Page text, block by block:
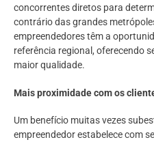
concorrentes diretos para
contrário das grandes
empreendedores têm a
referência regional, oferecendo
maior qualidade.
Mais proximidade com os
Um benefício muitas vezes
empreendedor estabelece com